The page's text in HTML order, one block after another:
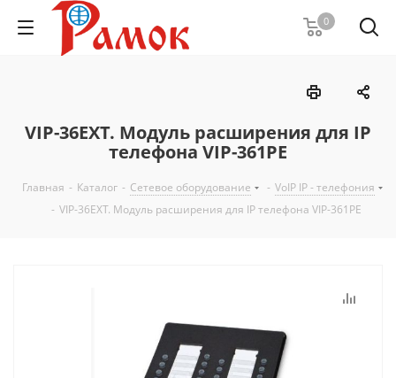
0
VIP-36EXT. Модуль расширения для IP
телефона VIP-361PE
Главная - Каталог - Сетевое оборудование - VoIP IP - телефония
- VIP-36EXT. Модуль расширения для IP телефона VIP-361PE